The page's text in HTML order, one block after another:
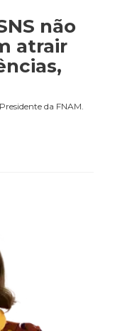
não
atrair
da FNAM.